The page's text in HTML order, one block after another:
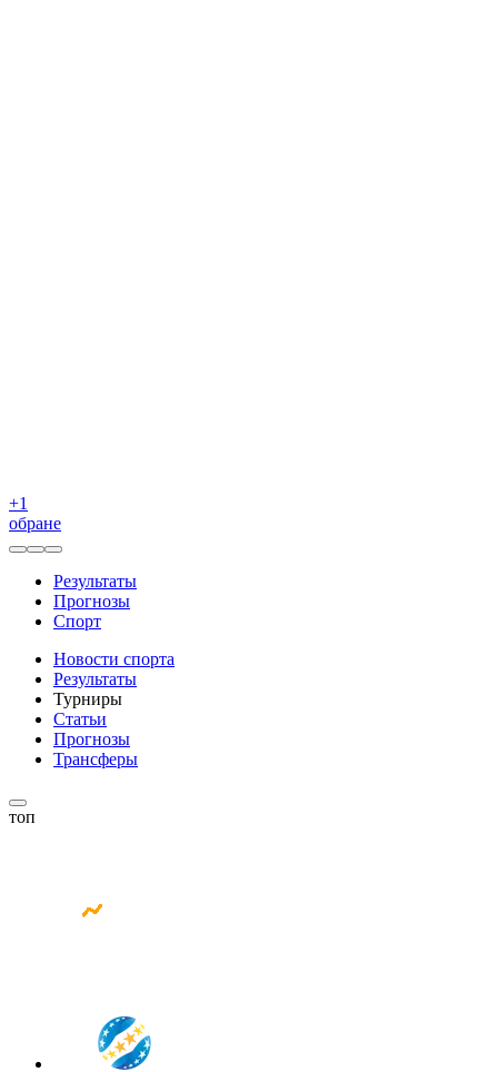
+1
обране
Результаты
Прогнозы
Спорт
Новости спорта
Результаты
Турниры
Статьи
Прогнозы
Трансферы
топ